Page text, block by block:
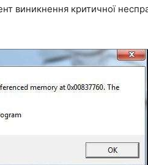
виникнення критичної